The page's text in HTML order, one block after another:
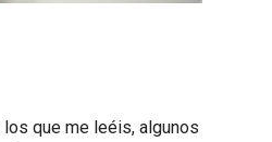
los que me leéis, algunos